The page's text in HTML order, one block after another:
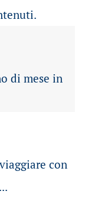
di mese in
con